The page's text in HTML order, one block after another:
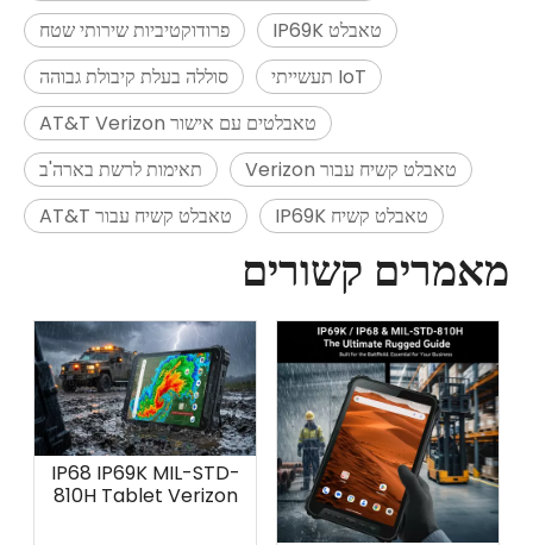
פרודוקטיביות שירותי שטח
טאבלט IP69K
סוללה בעלת קיבולת גבוהה
IoT תעשייתי
טאבלטים עם אישור AT&T Verizon
תאימות לרשת בארה'ב
טאבלט קשיח עבור Verizon
טאבלט קשיח עבור AT&T
טאבלט קשיח IP69K
מאמרים קשורים
IP68 IP69K MIL-STD-
810H Tablet Verizon